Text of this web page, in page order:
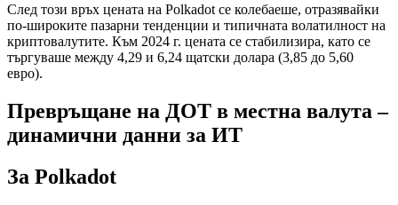
След този връх цената на Polkadot се колебаеше, отразявайки
по-широките пазарни тенденции и типичната волатилност на
криптовалутите. Към 2024 г. цената се стабилизира, като се
търгуваше между 4,29 и 6,24 щатски долара (3,85 до 5,60
евро).
Превръщане на ДОТ в местна валута –
динамични данни за ИТ
За Polkadot